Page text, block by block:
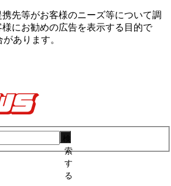
先等がお客様のニーズ等について調
にお勧めの広告を表⽰する⽬的で
あります。
索
す
る